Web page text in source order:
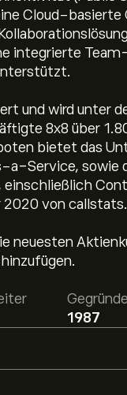
Cloud-
integrierte
und wird unter
8x8 über
bietet das
Service, sowie
einschließlich
2020 von
neuesten
1987